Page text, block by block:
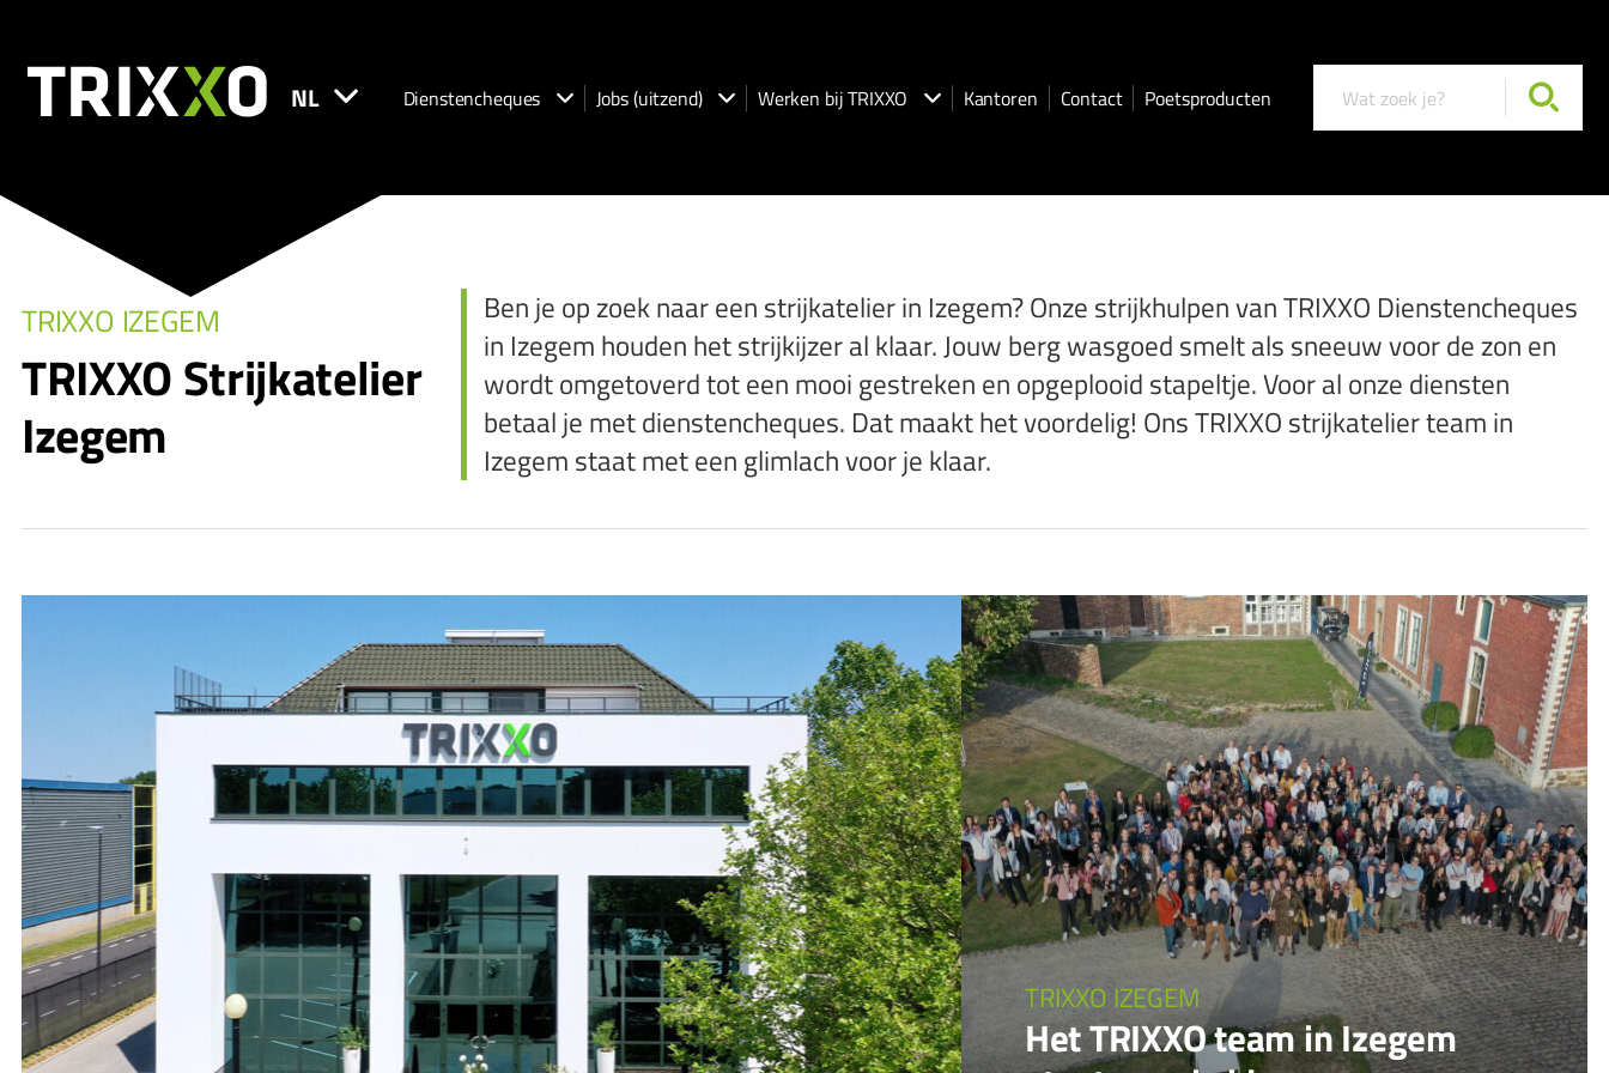
NL Dienstencheques Jobs (uitzend) Werken bij TRIXXO Kantoren Contact Poetsproducten
TRIXXO IZEGEM
TRIXXO Strijkatelier
Izegem
Ben je op zoek naar een strijkatelier in Izegem? Onze strijkhulpen van TRIXXO Dienstencheques
in Izegem houden het strijkijzer al klaar. Jouw berg wasgoed smelt als sneeuw voor de zon en
wordt omgetoverd tot een mooi gestreken en opgeplooid stapeltje. Voor al onze diensten
betaal je met dienstencheques. Dat maakt het voordelig! Ons TRIXXO strijkatelier team in
Izegem staat met een glimlach voor je klaar.
TRIXXO IZEGEM
Het TRIXXO team in Izegem